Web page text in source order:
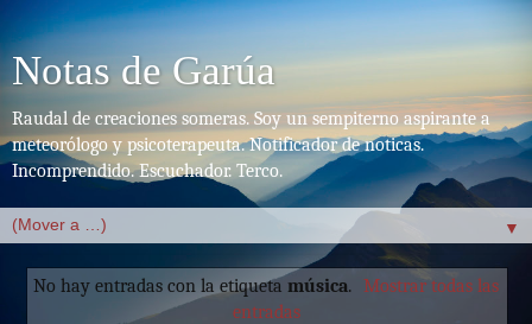
Notas de Garúa
Raudal de creaciones someras. Soy un sempiterno aspirante a
meteorólogo y psicoterapeuta. Notificador de noticas.
Incomprendido. Escuchador. Terco.
▼
No hay entradas con la etiqueta música. Mostrar todas las
entradas